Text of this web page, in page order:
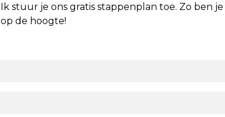
Ik stuur je ons gratis stappenplan toe. Zo ben je
op de hoogte!